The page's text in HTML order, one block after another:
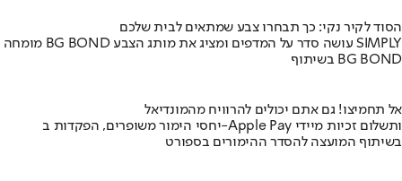
הסוד לקיר נקי: כך תבחרו צבע שמתאים לבית שלכם
מומחה BG BOND עושה סדר על המדפים ומציג את מותג הצבע SIMPLY
בשיתוף BG BOND
אל תחמיצו! גם אתם יכולים להרוויח מהמונדיאל
יחסי הימור משופרים, הפקדות ב-Apple Pay ותשלום זכיות מיידי
בשיתוף המועצה להסדר ההימורים בספורט